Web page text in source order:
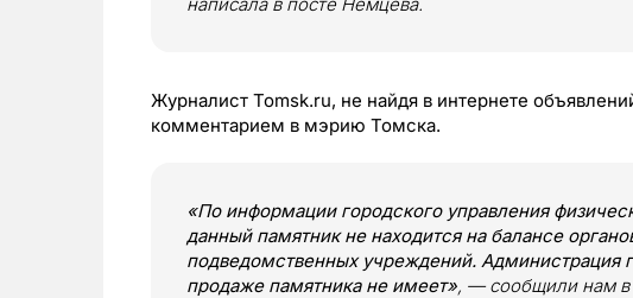
Журналист Tomsk.ru, не найдя в интернете
комментарием в мэрию Томска.
«По информации городского управления
данный памятник не находится на балансе
подведомственных учреждений. Администрация
продаже памятника не имеет», — сообщили нам в